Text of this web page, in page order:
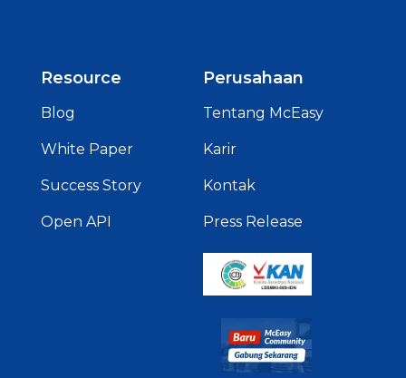
Resource
Blog
White Paper
Success Story
Open API
Perusahaan
Tentang McEasy
Karir
Kontak
Press Release